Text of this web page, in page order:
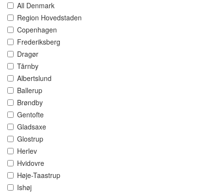
All Denmark
Region Hovedstaden
Copenhagen
Frederiksberg
Dragør
Tårnby
Albertslund
Ballerup
Brøndby
Gentofte
Gladsaxe
Glostrup
Herlev
Hvidovre
Høje-Taastrup
Ishøj